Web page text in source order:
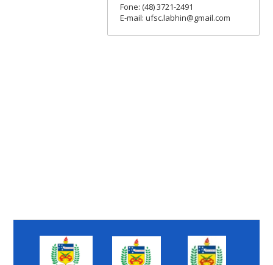
Fone: (48) 3721-2491
E-mail: ufsc.labhin@gmail.com